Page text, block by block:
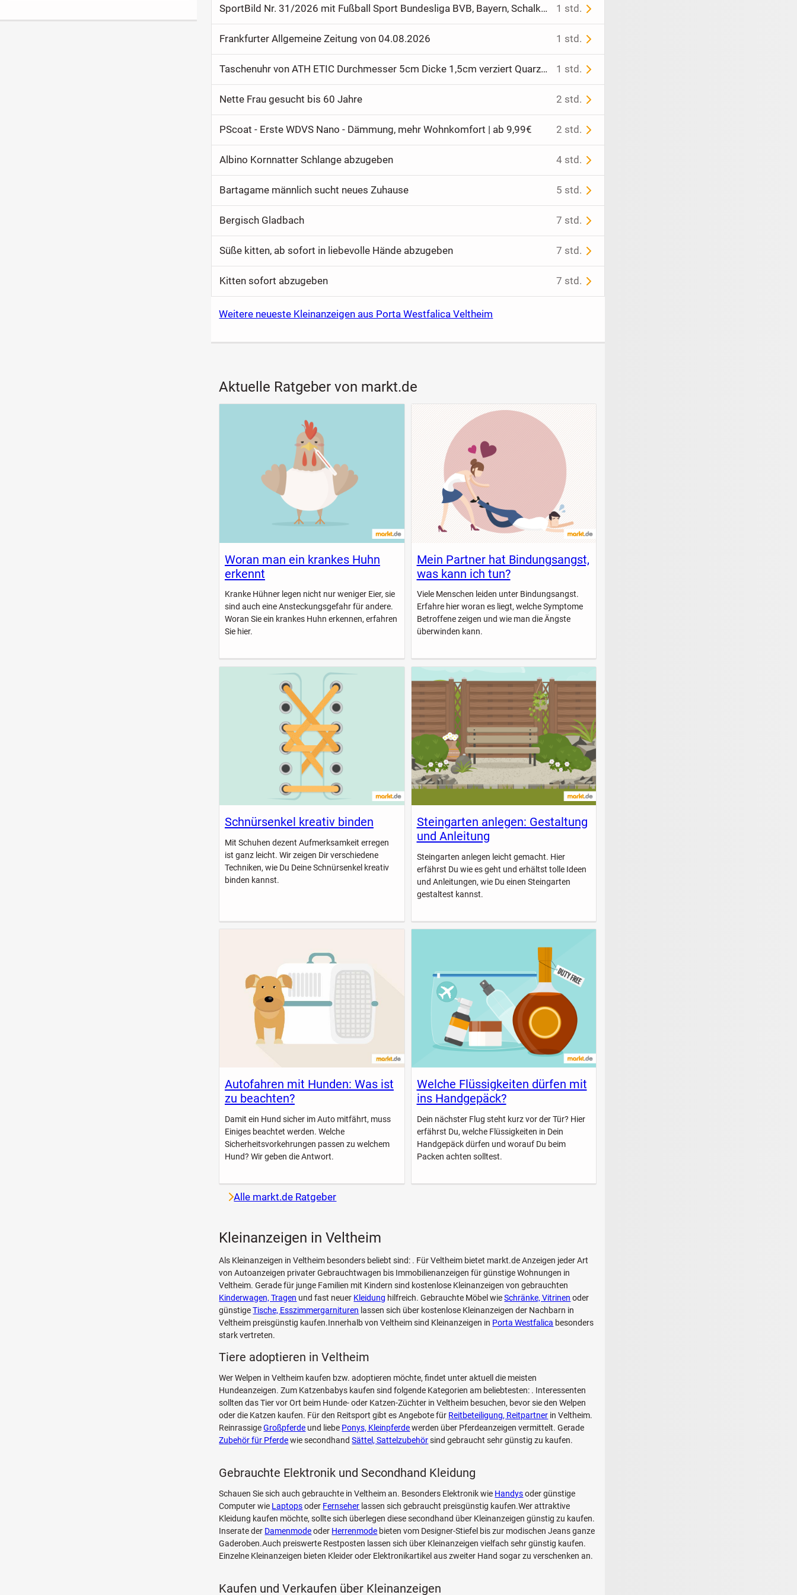
SportBild Nr. 31/2026 mit Fußball Sport Bundesliga BVB, Bayern, Schalke, DfB 1 std.
Frankfurter Allgemeine Zeitung von 04.08.2026 1 std.
Taschenuhr von ATH ETIC Durchmesser 5cm Dicke 1,5cm verziert Quarzuhrwerk 1 std.
Nette Frau gesucht bis 60 Jahre 2 std.
PScoat - Erste WDVS Nano - Dämmung, mehr Wohnkomfort | ab 9,99€ 2 std.
Albino Kornnatter Schlange abzugeben 4 std.
Bartagame männlich sucht neues Zuhause 5 std.
Bergisch Gladbach 7 std.
Süße kitten, ab sofort in liebevolle Hände abzugeben 7 std.
Kitten sofort abzugeben 7 std.
Weitere neueste Kleinanzeigen aus Porta Westfalica Veltheim
Aktuelle Ratgeber von markt.de
Woran man ein krankes Huhn
erkennt
Kranke Hühner legen nicht nur weniger Eier, sie
sind auch eine Ansteckungsgefahr für andere.
Woran Sie ein krankes Huhn erkennen, erfahren
Sie hier.
Mein Partner hat Bindungsangst,
was kann ich tun?
Viele Menschen leiden unter Bindungsangst.
Erfahre hier woran es liegt, welche Symptome
Betroffene zeigen und wie man die Ängste
überwinden kann.
Schnürsenkel kreativ binden
Mit Schuhen dezent Aufmerksamkeit erregen
ist ganz leicht. Wir zeigen Dir verschiedene
Techniken, wie Du Deine Schnürsenkel kreativ
binden kannst.
Steingarten anlegen: Gestaltung
und Anleitung
Steingarten anlegen leicht gemacht. Hier
erfährst Du wie es geht und erhältst tolle Ideen
und Anleitungen, wie Du einen Steingarten
gestaltest kannst.
Autofahren mit Hunden: Was ist
zu beachten?
Damit ein Hund sicher im Auto mitfährt, muss
Einiges beachtet werden. Welche
Sicherheitsvorkehrungen passen zu welchem
Hund? Wir geben die Antwort.
Welche Flüssigkeiten dürfen mit
ins Handgepäck?
Dein nächster Flug steht kurz vor der Tür? Hier
erfährst Du, welche Flüssigkeiten in Dein
Handgepäck dürfen und worauf Du beim
Packen achten solltest.
Alle markt.de Ratgeber
Kleinanzeigen in Veltheim
Als Kleinanzeigen in Veltheim besonders beliebt sind: . Für Veltheim bietet markt.de Anzeigen jeder Art
von Autoanzeigen privater Gebrauchtwagen bis Immobilienanzeigen für günstige Wohnungen in
Veltheim. Gerade für junge Familien mit Kindern sind kostenlose Kleinanzeigen von gebrauchten
Kinderwagen, Tragen und fast neuer Kleidung hilfreich. Gebrauchte Möbel wieSchränke, Vitrinen oder
günstigeTische, Esszimmergarnituren lassen sich über kostenlose Kleinanzeigen der Nachbarn in
Veltheim preisgünstig kaufen.Innerhalb von Veltheim sind Kleinanzeigen in Porta Westfalica besonders
stark vertreten.
Tiere adoptieren in Veltheim
Wer Welpen in Veltheim kaufen bzw. adoptieren möchte, findet unter aktuell die meisten
Hundeanzeigen. Zum Katzenbabys kaufen sind folgende Kategorien am beliebtesten: . Interessenten
sollten das Tier vor Ort beim Hunde- oder Katzen-Züchter in Veltheim besuchen, bevor sie den Welpen
oder die Katzen kaufen. Für den Reitsport gibt es Angebote für Reitbeteiligung, Reitpartner in Veltheim.
ReinrassigeGroßpferde und liebe Ponys, Kleinpferdewerden über Pferdeanzeigen vermittelt. Gerade
Zubehör für Pferdewie secondhandSättel, Sattelzubehörsind gebraucht sehr günstig zu kaufen.
Gebrauchte Elektronik und Secondhand Kleidung
Schauen Sie sich auch gebrauchte in Veltheim an. Besonders Elektronik wie Handysoder günstige
Computer wie Laptopsoder Fernseher lassen sich gebraucht preisgünstig kaufen.Wer attraktive
Kleidung kaufen möchte, sollte sich überlegen diese secondhand über Kleinanzeigen günstig zu kaufen.
Inserate der Damenmodeoder Herrenmode bieten vom Designer-Stiefel bis zur modischen Jeans ganze
Gaderoben.Auch preiswerte Restposten lassen sich über Kleinanzeigen vielfach sehr günstig kaufen.
Einzelne Kleinanzeigen bieten Kleider oder Elektronikartikel aus zweiter Hand sogar zu verschenken an.
Kaufen und Verkaufen über Kleinanzeigen